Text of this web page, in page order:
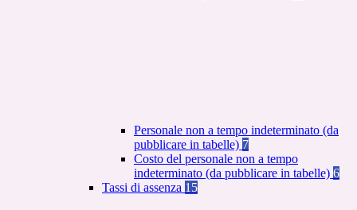
Personale non a tempo indeterminato (da
pubblicare in tabelle) 7
Costo del personale non a tempo
indeterminato (da pubblicare in tabelle) 6
Tassi di assenza 15